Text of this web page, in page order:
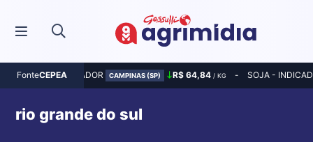
FonteCEPEA
MILHO - INDICADOR CAMPINAS (SP) R$ 64,84 / KG SOJA -
rio grande do sul